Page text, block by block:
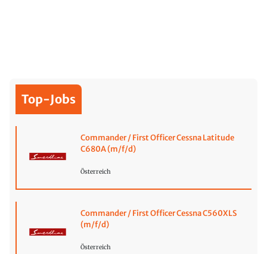
Top-Jobs
Commander / First Officer Cessna Latitude
C680A (m/f/d)
Österreich
Commander / First Officer Cessna C560XLS
(m/f/d)
Österreich